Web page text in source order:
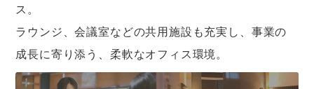
ス。
ラウンジ、会議室などの共用施設も充実し、事業の
成長に寄り添う、柔軟なオフィス環境。